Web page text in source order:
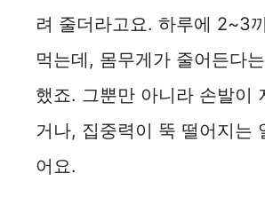
려 줄더라고요. 하루에 2~3
먹는데, 몸무게가 줄어든다
했죠. 그뿐만 아니라 손발이
거나, 집중력이 뚝 떨어지는
어요.